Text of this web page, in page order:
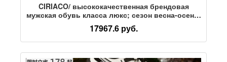
CIRIACO/ высококачественная брендовая
мужская обувь класса люкс; сезон весна-осень;
повседневная дышащая спортивная обувь на
мягкой подошве; кожаная обувь для папы
17967.6 руб.